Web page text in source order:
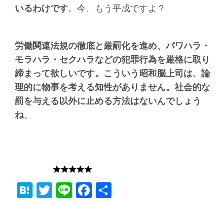
いるわけです。今、もう平成ですよ？
労働関連法規の徹底と厳罰化を進め、パワハラ・
モラハラ・セクハラなどの犯罪行為を厳格に取り
締まって欲しいです。こういう昭和脳上司は、論
理的に物事を考える知性がありません。社会的な
罰を与える以外に止める方法はないんでしょう
ね。
Hatena
Twitter
LineFacebook